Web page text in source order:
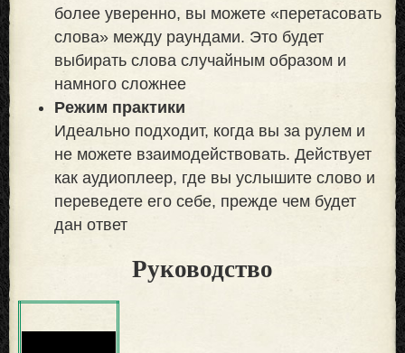
более уверенно, вы можете «перетасовать
слова» между раундами. Это будет
выбирать слова случайным образом и
намного сложнее
Режим практики
Идеально подходит, когда вы за рулем и
не можете взаимодействовать. Действует
как аудиоплеер, где вы услышите слово и
переведете его себе, прежде чем будет
дан ответ
Руководство